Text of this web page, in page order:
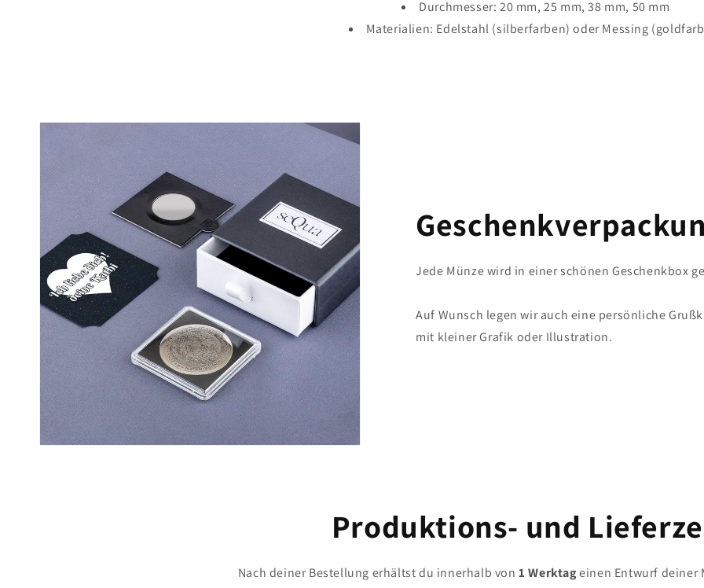
Durchmesser: 20 mm, 25 mm, 38 mm, 50 mm
Materialien: Edelstahl (silberfarben) oder Messing
Jede Münze wird in einer schönen Geschenkbox
Auf Wunsch legen wir auch eine persönliche
mit kleiner Grafik oder Illustration.
Produktions- und
Nach deiner Bestellung erhältst du innerhalb von1 Werktageinen Entwurf deiner